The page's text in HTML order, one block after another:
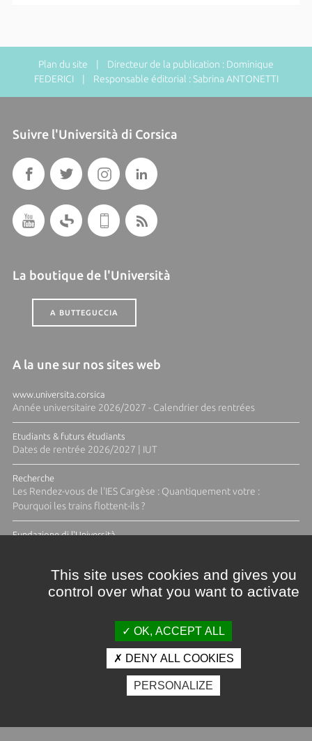
Plan du site | Directeur de la publication : Dominique
FEDERICI | Responsable éditorial : Sabrina ANTONETTI
Suivre l'Università di Corsica
La boutique de l'Università
A BUTTEGUCCIA
A la une sur nos sites web
www.universita.corsica
Année universitaire 2026/2027 - Calendrier des rentrées
Etudiants & futurs étudiants
Dates de rentrée 2026/2027 | IUT
Recherche
Les Rendez-vous de l'IES Cargèse : Quantiquement votre :
Pourquoi les trains flottent-ils ?
Fundazione di l'Università
Crédits et mentions légales
Espace presse
Photothèque
This site uses cookies and gives you
control over what you want to activate
OK, ACCEPT ALL
DENY ALL COOKIES
PERSONALIZE